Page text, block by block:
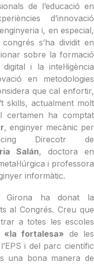
de l’educació en
d’innovació
i, en especial,
s’ha dividit en
sobre la formació
i la intel·ligència
en metodologies
que cal enfortir,
skills, actualment molt
certamen ha comptat
, enginyer mecànic per
Direcotr de
Salán, doctora en
i professora
informàtic.
Girona ha donat la
al Congrés. Creu que
a totes les escoles
«la fortalesa» de les
i del parc científic
una bona manera de